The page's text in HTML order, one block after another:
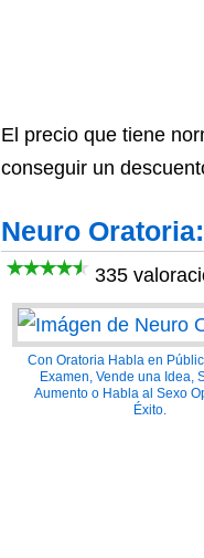
El precio que tiene
conseguir un
Neuro
335
Con Oratoria Habla en
Examen, Vende una Idea,
Aumento o Habla al Sexo
Éxito.